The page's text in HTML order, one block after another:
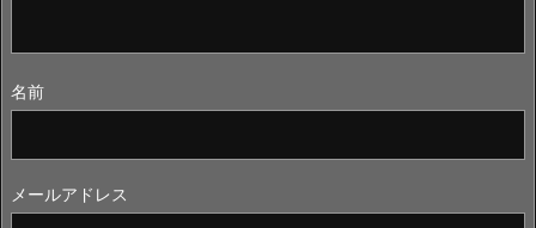
名前
メールアドレス